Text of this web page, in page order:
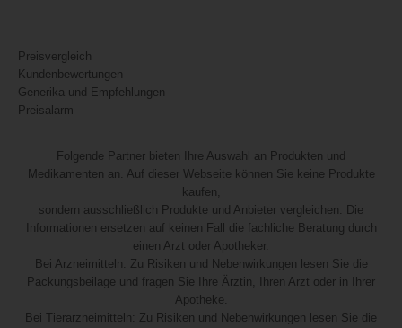
Preisvergleich
Kundenbewertungen
Generika und Empfehlungen
Preisalarm
Folgende Partner bieten Ihre Auswahl an Produkten und
Medikamenten an. Auf dieser Webseite können Sie keine Produkte
kaufen,
sondern ausschließlich Produkte und Anbieter vergleichen. Die
Informationen ersetzen auf keinen Fall die fachliche Beratung durch
einen Arzt oder Apotheker.
Bei Arzneimitteln: Zu Risiken und Nebenwirkungen lesen Sie die
Packungsbeilage und fragen Sie Ihre Ärztin, Ihren Arzt oder in Ihrer
Apotheke.
Bei Tierarzneimitteln: Zu Risiken und Nebenwirkungen lesen Sie die